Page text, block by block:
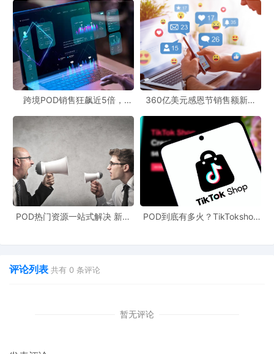
领或契合当前市场趋势。
类目竞争力
：与同类商品相比，是否拥有独特的卖点或价
值主张。
早期数据表现：初期的点击率、转化率、评价增长等核心
指标是否健康且呈上升趋势。
换言之，只要你的新品在系统眼中“潜力值”足够高，无论是
自营还是第三方卖家，都有机会获此标签。
三、实战指南：如何系统性地提高获标概率？
虽然标签的最终分配权在系统，但你可以通过精细化运营，
极大提高被“选中”的几率。
确保每一款都具备高质量主图、精编五点描述和完整的
跨境POD销售狂飙近5倍，
360亿美元感恩节销售额新纪
新风潮！
POD热门资源一站式解决 新手
POD到底有多火？TikTokshop
评论列表 共有 0 条评论
暂无评论